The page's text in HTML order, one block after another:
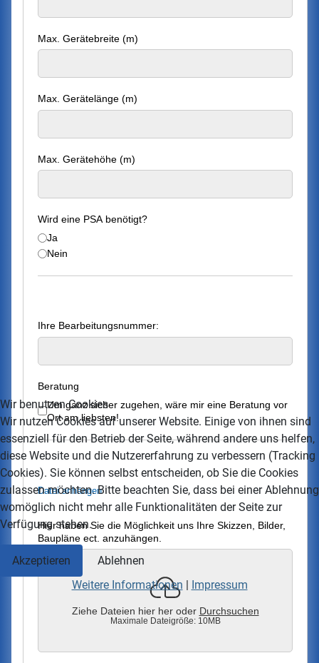
Max. Gerätebreite (m)
Max. Gerätelänge (m)
Max. Gerätehöhe (m)
Wird eine PSA benötigt?
Ja
Nein
Ihre Bearbeitungsnummer:
Beratung
Um ganz sicher zugehen, wäre mir eine Beratung vor
Ort am liebsten!
Datei anhängen
Hier haben Sie die Möglichkeit uns Ihre Skizzen, Bilder,
Baupläne ect. anzuhängen.
Ziehe Dateien hier her oder Durchsuchen
Maximale Dateigröße: 10MB
Wir benutzen Cookies
Wir nutzen Cookies auf unserer Website. Einige von ihnen sind
essenziell für den Betrieb der Seite, während andere uns helfen,
diese Website und die Nutzererfahrung zu verbessern (Tracking
Cookies). Sie können selbst entscheiden, ob Sie die Cookies
zulassen möchten. Bitte beachten Sie, dass bei einer Ablehnung
womöglich nicht mehr alle Funktionalitäten der Seite zur
Verfügung stehen.
Akzeptieren
Ablehnen
Weitere Informationen | Impressum